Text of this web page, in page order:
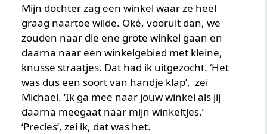
Mijn dochter zag een winkel waar ze heel
graag naartoe wilde. Oké, vooruit dan, we
zouden naar die ene grote winkel gaan en
daarna naar een winkelgebied met kleine,
knusse straatjes. Dat had ik uitgezocht. ‘Het
was dus een soort van handje klap’, zei
Michael. ‘Ik ga mee naar jouw winkel als jij
daarna meegaat naar mijn winkeltjes.’
‘Precies’, zei ik, dat was het.